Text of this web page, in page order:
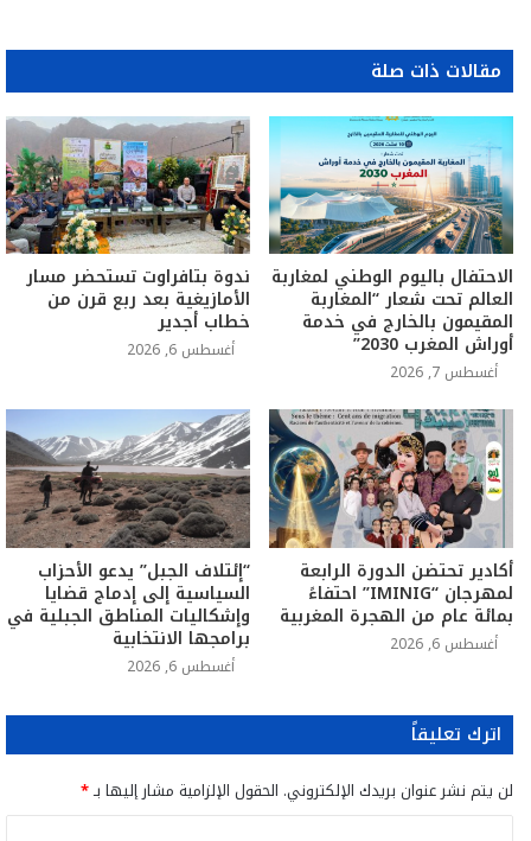
مقالات ذات صلة
الاحتفال باليوم الوطني لمغاربة
العالم تحت شعار “المغاربة
المقيمون بالخارج في خدمة
أوراش المغرب 2030”
أغسطس 7, 2026
ندوة بتافراوت تستحضر مسار
الأمازيغية بعد ربع قرن من
خطاب أجدير
أغسطس 6, 2026
أكادير تحتضن الدورة الرابعة
لمهرجان “IMINIG” احتفاءً
بمائة عام من الهجرة المغربية
أغسطس 6, 2026
“إئتلاف الجبل” يدعو الأحزاب
السياسية إلى إدماج قضايا
وإشكاليات المناطق الجبلية في
برامجها الانتخابية
أغسطس 6, 2026
اترك تعليقاً
لن يتم نشر عنوان بريدك الإلكتروني. الحقول الإلزامية مشار إليها بـ*